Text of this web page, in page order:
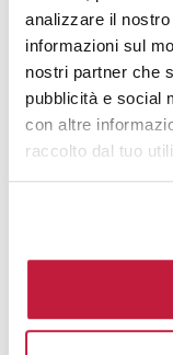
analizzare il
informazioni sul
nostri partner che
pubblicità e social
con altre
raccolto dal tuo